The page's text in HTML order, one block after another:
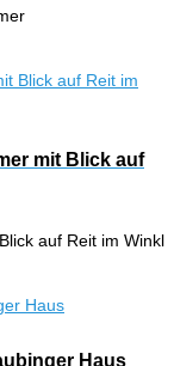
mit Blick auf
auf Reit im Winkl
Haus